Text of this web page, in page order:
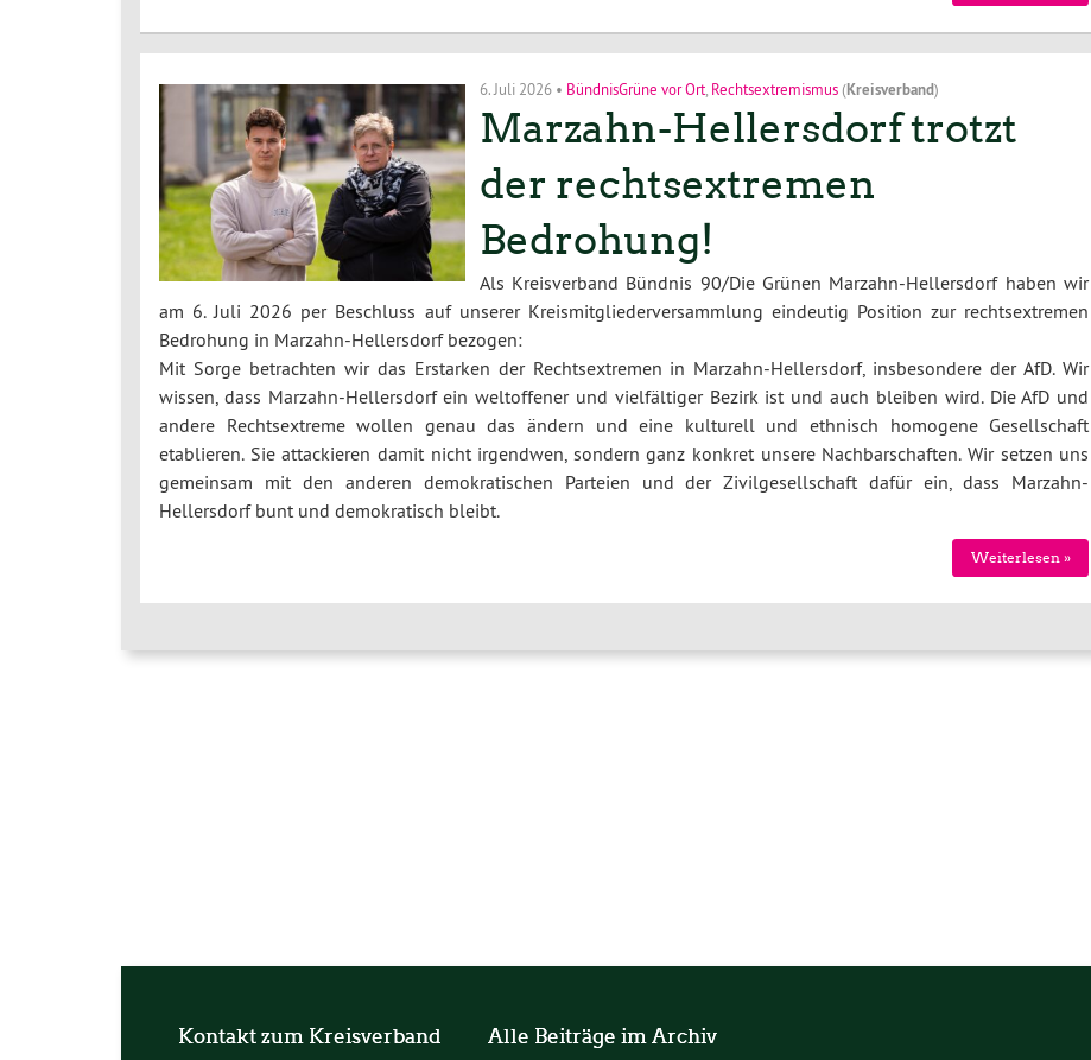
6. Juli 2026• BündnisGrüne vor Ort, Rechtsextremismus(Kreisverband)
Marzahn-Hellersdorf trotzt
der rechtsextremen
Bedrohung!
Als Kreisverband Bündnis 90/Die Grünen Marzahn-Hellersdorf haben wir
am 6. Juli 2026 per Beschluss auf unserer Kreismitgliederversammlung eindeutig Position zur rechtsextremen
Bedrohung in Marzahn-Hellersdorf bezogen:
Mit Sorge betrachten wir das Erstarken der Rechtsextremen in Marzahn-Hellersdorf, insbesondere der AfD. Wir
wissen, dass Marzahn-Hellersdorf ein weltoffener und vielfältiger Bezirk ist und auch bleiben wird. Die AfD und
andere Rechtsextreme wollen genau das ändern und eine kulturell und ethnisch homogene Gesellschaft
etablieren. Sie attackieren damit nicht irgendwen, sondern ganz konkret unsere Nachbarschaften. Wir setzen uns
gemeinsam mit den anderen demokratischen Parteien und der Zivilgesellschaft dafür ein, dass Marzahn-
Hellersdorf bunt und demokratisch bleibt.
Weiterlesen »
Kontakt zum Kreisverband Alle Beiträge im Archiv